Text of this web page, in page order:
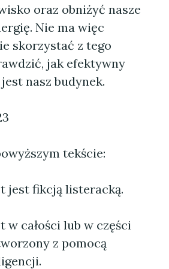
oraz obniżyć nasze
Nie ma więc
skorzystać z tego
jak efektywny
nasz budynek.
tekście:
jest fikcją listeracką.
w całości lub w części
z pomocą